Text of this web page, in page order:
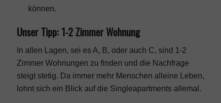
können.
Unser Tipp: 1-2 Zimmer Wohnung
In allen Lagen, sei es A, B, oder auch C, sind 1-2
Zimmer Wohnungen zu finden und die Nachfrage
steigt stetig. Da immer mehr Menschen alleine Leben,
lohnt sich ein Blick auf die Singleapartments allemal.